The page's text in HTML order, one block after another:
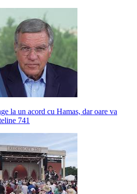
la un acord cu Hamas, dar oare va
741